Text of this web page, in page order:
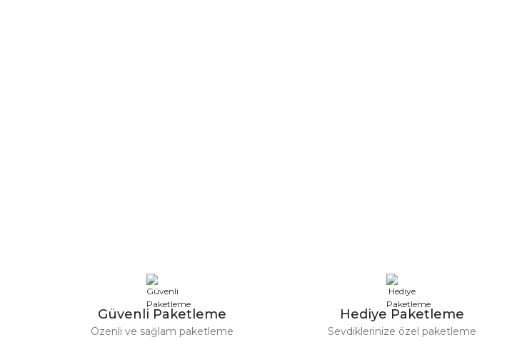
Güvenli Paketleme
Özenli ve sağlam paketleme
Hediye Paketleme
Sevdiklerinize özel paketleme